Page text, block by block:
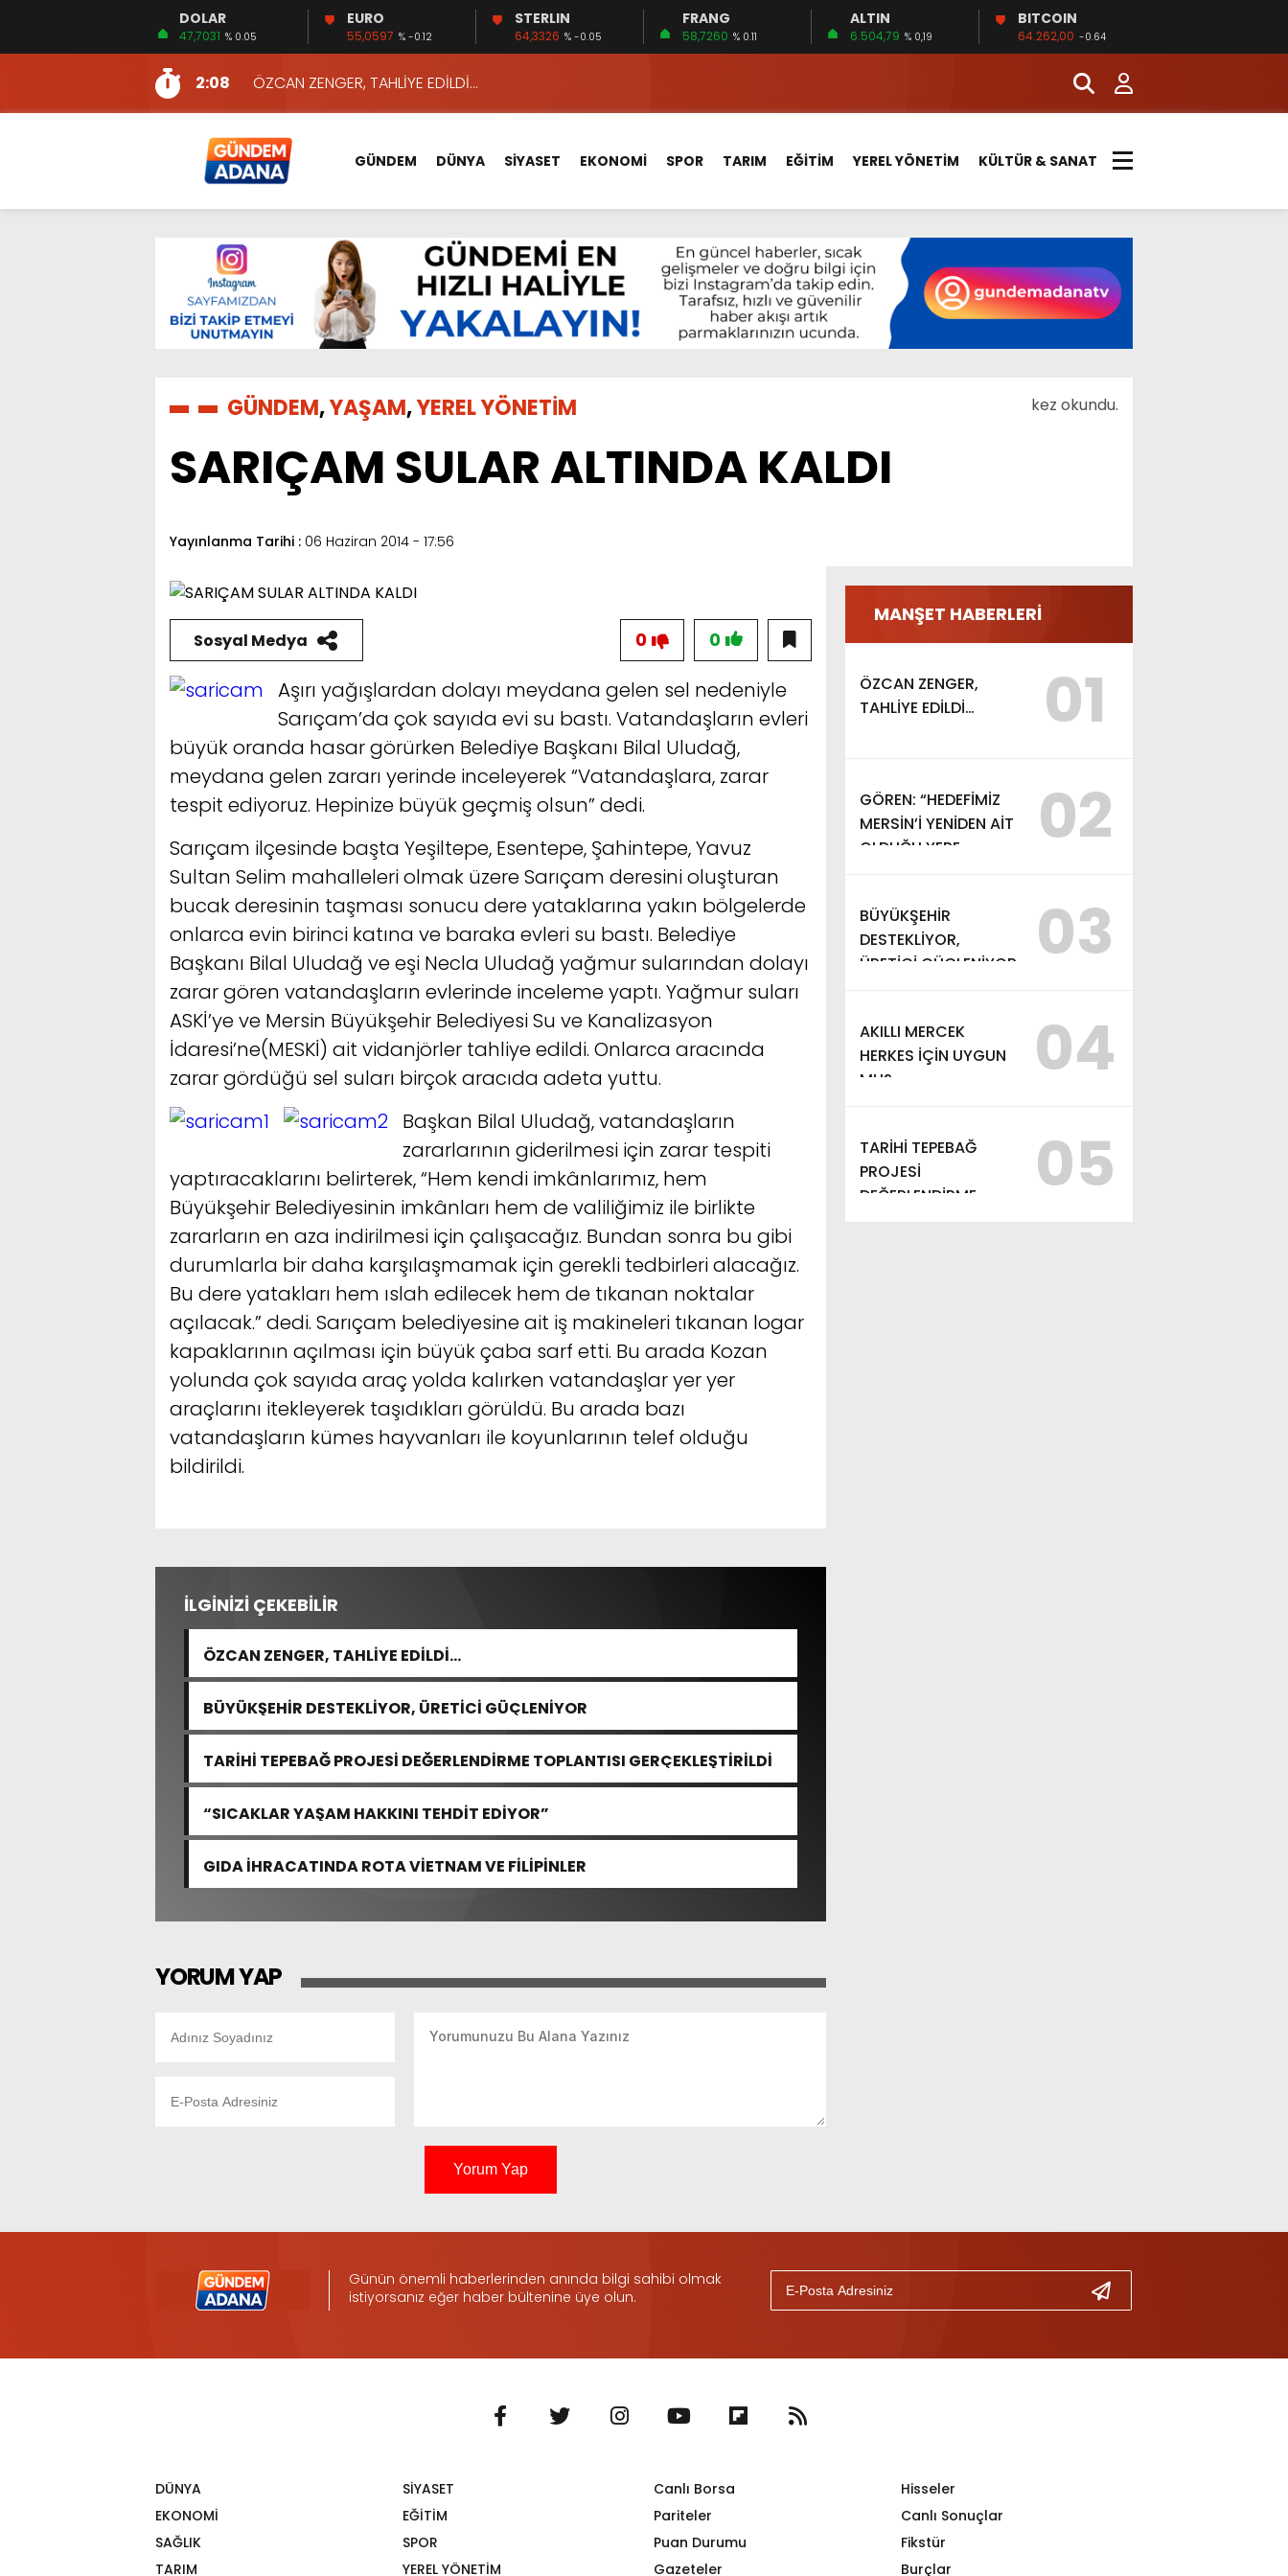
DOLAR
47,7031 % 0.05
EURO
55,0597 % -0.12
STERLIN
64,3326 % -0.05
FRANG
58,7260 % 0.11
ALTIN
6.504,79 % 0,19
BITCOIN
64.262,00 -0.64
13:48
HAFTA SONUNA ÖZEL KİTAPLAR…
2:08
ÖZCAN ZENGER, TAHLİYE EDİLDİ…
16:00
AKILLI MERCEK HERKES İÇİN UYGUN MU?
10:06
ADANA’DAKİ CİNAYETLER MECLİSTE KONUŞULDU
13:54
NACAR: ESNAFIN SAĞLIK HİZMETLERİNİ KONUŞTUK
13:19
NACAR, DAHA İYİ SAĞLIK HİZMETLERİ İÇİN SAHADA
7:26
SULAMA KANALLARINDAKİ BOĞULMALARI ÖNLEMEK İÇİN GÖRÜŞTÜLER…
HERKES İÇİN ERİŞİLEBİLİR BEYİN SAĞLIĞI!
14:22
EMEKLİLER EN DÜŞÜK EMEKLİ AYLIĞININ 40 BİN LİRA OLMASINI İSTİYOR!
13:10
İKİNCİ 500’DE ADANA’DAN 15 FİRMA
13:48
HAFTA SONUNA ÖZEL KİTAPLAR…
GÜNDEM DÜNYA SİYASET EKONOMİ SPOR TARIM EĞİTİM YEREL YÖNETİM KÜLTÜR & SANAT
GÜNDEM,YAŞAM,YEREL YÖNETİM kez okundu.
SARIÇAM SULAR ALTINDA KALDI
Yayınlanma Tarihi : 06 Haziran 2014 - 17:56
MANŞET HABERLERİ
ÖZCAN ZENGER,
TAHLİYE EDİLDİ…
01
GÖREN: “HEDEFİMİZ
MERSİN’İ YENİDEN AİT
OLDUĞU YERE
02
BÜYÜKŞEHİR
DESTEKLİYOR,
ÜRETİCİ GÜÇLENİYOR
03
AKILLI MERCEK
HERKES İÇİN UYGUN
MU?
04
TARİHİ TEPEBAĞ
PROJESİ
DEĞERLENDİRME
05
Sosyal Medya 0
0
Aşırı yağışlardan dolayı meydana gelen sel nedeniyle
Sarıçam’da çok sayıda evi su bastı. Vatandaşların evleri
büyük oranda hasar görürken Belediye Başkanı Bilal Uludağ,
meydana gelen zararı yerinde inceleyerek “Vatandaşlara, zarar
tespit ediyoruz. Hepinize büyük geçmiş olsun” dedi.
Sarıçam ilçesinde başta Yeşiltepe, Esentepe, Şahintepe, Yavuz
Sultan Selim mahalleleri olmak üzere Sarıçam deresini oluşturan
bucak deresinin taşması sonucu dere yataklarına yakın bölgelerde
onlarca evin birinci katına ve baraka evleri su bastı. Belediye
Başkanı Bilal Uludağ ve eşi Necla Uludağ yağmur sularından dolayı
zarar gören vatandaşların evlerinde inceleme yaptı. Yağmur suları
ASKİ’ye ve Mersin Büyükşehir Belediyesi Su ve Kanalizasyon
İdaresi’ne(MESKİ) ait vidanjörler tahliye edildi. Onlarca aracında
zarar gördüğü sel suları birçok aracıda adeta yuttu.
Başkan Bilal Uludağ, vatandaşların
zararlarının giderilmesi için zarar tespiti
yaptıracaklarını belirterek, “Hem kendi imkânlarımız, hem
Büyükşehir Belediyesinin imkânları hem de valiliğimiz ile birlikte
zararların en aza indirilmesi için çalışacağız. Bundan sonra bu gibi
durumlarla bir daha karşılaşmamak için gerekli tedbirleri alacağız.
Bu dere yatakları hem ıslah edilecek hem de tıkanan noktalar
açılacak.” dedi. Sarıçam belediyesine ait iş makineleri tıkanan logar
kapaklarının açılması için büyük çaba sarf etti. Bu arada Kozan
yolunda çok sayıda araç yolda kalırken vatandaşlar yer yer
araçlarını itekleyerek taşıdıkları görüldü. Bu arada bazı
vatandaşların kümes hayvanları ile koyunlarının telef olduğu
bildirildi.
İLGİNİZİ ÇEKEBİLİR
ÖZCAN ZENGER, TAHLİYE EDİLDİ…
BÜYÜKŞEHİR DESTEKLİYOR, ÜRETİCİ GÜÇLENİYOR
TARİHİ TEPEBAĞ PROJESİ DEĞERLENDİRME TOPLANTISI GERÇEKLEŞTİRİLDİ
“SICAKLAR YAŞAM HAKKINI TEHDİT EDİYOR”
GIDA İHRACATINDA ROTA VİETNAM VE FİLİPİNLER
YORUM YAP
Yorum Yap
Günün önemli haberlerinden anında bilgi sahibi olmak
istiyorsanız eğer haber bültenine üye olun.
DÜNYA
SİYASET
EKONOMİ
EĞİTİM
SAĞLIK
SPOR
TARIM
YEREL YÖNETİM
Canlı Borsa
Hisseler
Pariteler
Canlı Sonuçlar
Puan Durumu
Fikstür
Gazeteler
Burçlar